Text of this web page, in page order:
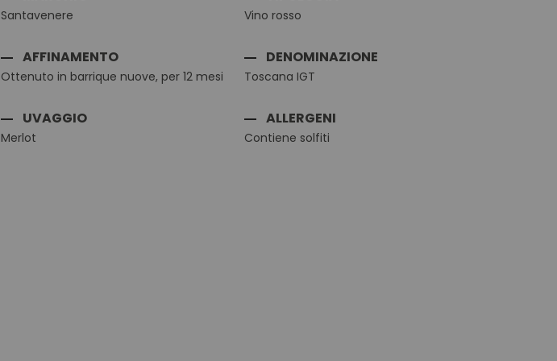
Santavenere Vino rosso
AFFINAMENTO
Ottenuto in barrique nuove, per 12 mesi
DENOMINAZIONE
Toscana IGT
UVAGGIO
Merlot
ALLERGENI
Contiene solfiti